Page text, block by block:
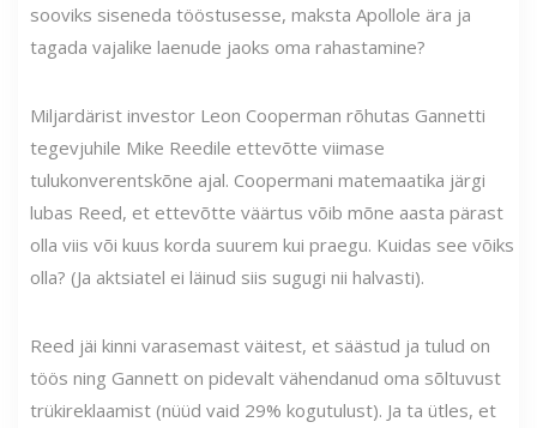
sooviks siseneda tööstusesse, maksta Apollole ära ja
tagada vajalike laenude jaoks oma rahastamine?
Miljardärist investor Leon Cooperman rõhutas Gannetti
tegevjuhile Mike Reedile ettevõtte viimase
tulukonverentskõne ajal. Coopermani matemaatika järgi
lubas Reed, et ettevõtte väärtus võib mõne aasta pärast
olla viis või kuus korda suurem kui praegu. Kuidas see võiks
olla? (Ja aktsiatel ei läinud siis sugugi nii halvasti).
Reed jäi kinni varasemast väitest, et säästud ja tulud on
töös ning Gannett on pidevalt vähendanud oma sõltuvust
trükireklaamist (nüüd vaid 29% kogutulust). Ja ta ütles, et